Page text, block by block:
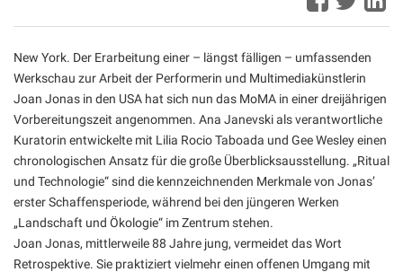
New York. Der Erarbeitung einer – längst fälligen – umfassenden
Werkschau zur Arbeit der Performerin und Multimediakünstlerin
Joan Jonas in den USA hat sich nun das MoMA in einer dreijährigen
Vorbereitungszeit angenommen. Ana Janevski als verantwortliche
Kuratorin entwickelte mit Lilia Rocio Taboada und Gee Wesley einen
chronologischen Ansatz für die große Überblicksausstellung. „Ritual
und Technologie“ sind die kennzeichnenden Merkmale von Jonas’
erster Schaffensperiode, während bei den jüngeren Werken
„Landschaft und Ökologie“ im Zentrum stehen.
Joan Jonas, mittlerweile 88 Jahre jung, vermeidet das Wort
Retrospektive. Sie praktiziert vielmehr einen offenen Umgang mit